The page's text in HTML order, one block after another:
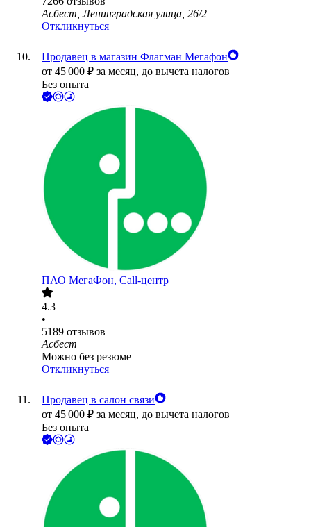
Асбест, Ленинградская улица, 26/2
Откликнуться
Продавец в магазин Флагман Мегафон
от 45 000 ₽ за месяц, до вычета налогов
Без опыта
ПАО МегаФон, Call-центр
4.3
•
5189 отзывов
Асбест
Можно без резюме
Откликнуться
Продавец в салон связи
от 45 000 ₽ за месяц, до вычета налогов
Без опыта